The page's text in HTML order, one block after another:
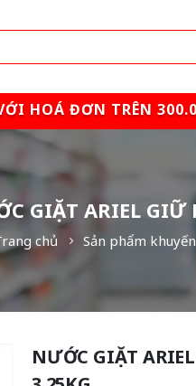
HOÁ ĐƠN TRÊN
GIẶT ARIEL GIỮ
chủ Sản phẩm
NƯỚC GIẶT